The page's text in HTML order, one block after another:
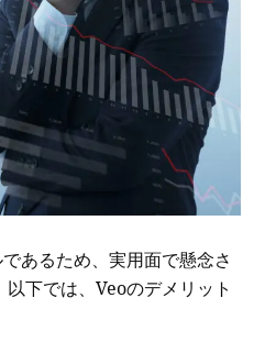
あるため、実用面で懸念さ
下では、Veoのデメリット